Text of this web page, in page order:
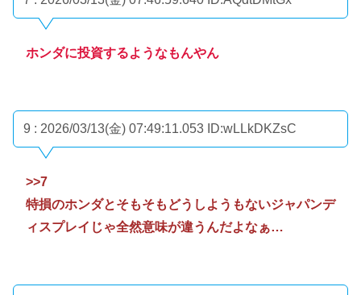
ホンダに投資するようなもんやん
9 : 2026/03/13(金) 07:49:11.053 ID:wLLkDKZsC
>>7
特損のホンダとそもそもどうしようもないジャパンデ
ィスプレイじゃ全然意味が違うんだよなぁ…